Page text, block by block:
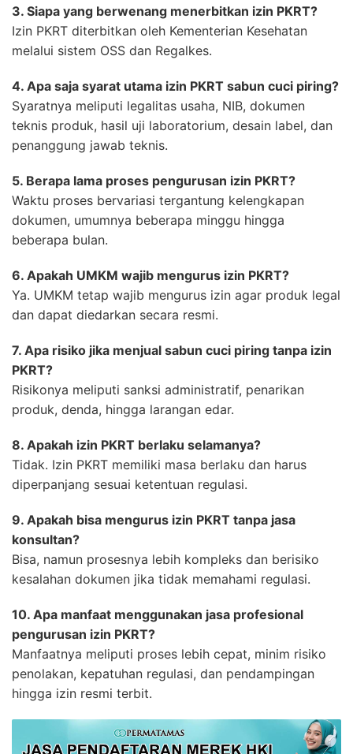
3. Siapa yang berwenang menerbitkan izin PKRT?
Izin PKRT diterbitkan oleh Kementerian Kesehatan
melalui sistem OSS dan Regalkes.
4. Apa saja syarat utama izin PKRT sabun cuci piring?
Syaratnya meliputi legalitas usaha, NIB, dokumen
teknis produk, hasil uji laboratorium, desain label, dan
penanggung jawab teknis.
5. Berapa lama proses pengurusan izin PKRT?
Waktu proses bervariasi tergantung kelengkapan
dokumen, umumnya beberapa minggu hingga
beberapa bulan.
6. Apakah UMKM wajib mengurus izin PKRT?
Ya. UMKM tetap wajib mengurus izin agar produk legal
dan dapat diedarkan secara resmi.
7. Apa risiko jika menjual sabun cuci piring tanpa izin
PKRT?
Risikonya meliputi sanksi administratif, penarikan
produk, denda, hingga larangan edar.
8. Apakah izin PKRT berlaku selamanya?
Tidak. Izin PKRT memiliki masa berlaku dan harus
diperpanjang sesuai ketentuan regulasi.
9. Apakah bisa mengurus izin PKRT tanpa jasa
konsultan?
Bisa, namun prosesnya lebih kompleks dan berisiko
kesalahan dokumen jika tidak memahami regulasi.
10. Apa manfaat menggunakan jasa profesional
pengurusan izin PKRT?
Manfaatnya meliputi proses lebih cepat, minim risiko
penolakan, kepatuhan regulasi, dan pendampingan
hingga izin resmi terbit.